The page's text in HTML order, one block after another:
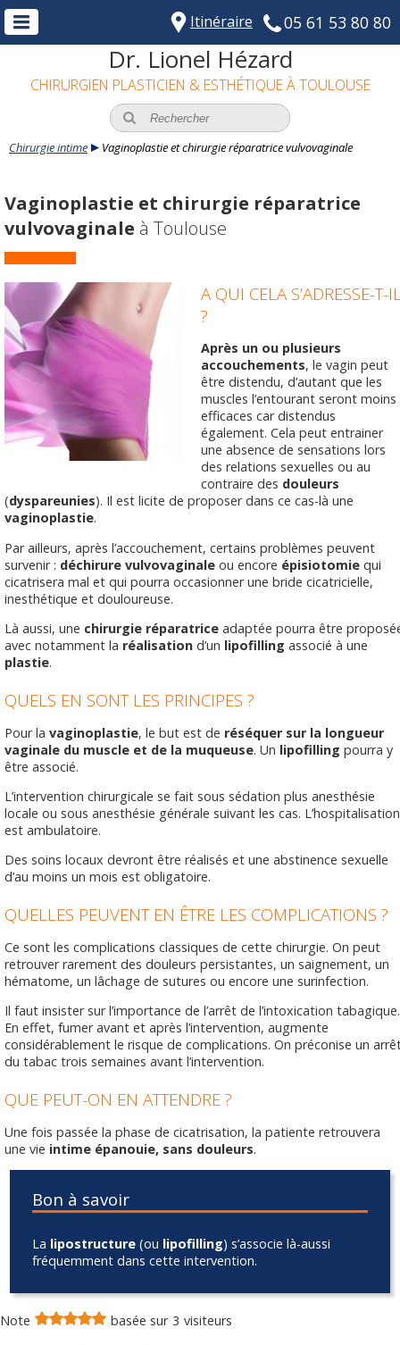
05 61 53 80 80
Itinéraire
Dr. Lionel Hézard
CHIRURGIEN PLASTICIEN & ESTHÉTIQUE À TOULOUSE
Chirurgie intime Vaginoplastie et chirurgie réparatrice vulvovaginale
Vaginoplastie et chirurgie réparatrice
vulvovaginale à Toulouse
A QUI CELA S’ADRESSE-T-
?
Après un ou plusieurs
accouchements, le vagin peut
être distendu, d’autant que les
muscles l’entourant seront moins
efficaces car distendus
également. Cela peut entrainer
une absence de sensations lors
des relations sexuelles ou au
contraire des douleurs
(dyspareunies). Il est licite de proposer dans ce cas-là une
vaginoplastie.
Par ailleurs, après l’accouchement, certains problèmes peuvent
survenir : déchirure vulvovaginale ou encore épisiotomie qui
cicatrisera mal et qui pourra occasionner une bride cicatricielle,
inesthétique et douloureuse.
Là aussi, une chirurgie réparatrice adaptée pourra être
avec notamment la réalisation d’un lipofilling associé à une
plastie.
QUELS EN SONT LES PRINCIPES ?
Pour la vaginoplastie, le but est de réséquer sur la longueur
vaginale du muscle et de la muqueuse. Un lipofilling pourra y
être associé.
L’intervention chirurgicale se fait sous sédation plus anesthésie
locale ou sous anesthésie générale suivant les cas. L’hospitalisation
est ambulatoire.
Des soins locaux devront être réalisés et une abstinence sexuelle
d’au moins un mois est obligatoire.
QUELLES PEUVENT EN ÊTRE LES COMPLICATIONS ?
Ce sont les complications classiques de cette chirurgie. On peut
retrouver rarement des douleurs persistantes, un saignement, un
hématome, un lâchage de sutures ou encore une surinfection.
Il faut insister sur l’importance de l’arrêt de l’intoxication tabagique.
En effet, fumer avant et après l’intervention, augmente
considérablement le risque de complications. On préconise un
du tabac trois semaines avant l’intervention.
QUE PEUT-ON EN ATTENDRE ?
Une fois passée la phase de cicatrisation, la patiente retrouvera
une vie intime épanouie, sans douleurs.
Bon à savoir
La lipostructure (ou lipofilling) s’associe là-aussi
fréquemment dans cette intervention.
Note basée sur 3 visiteurs